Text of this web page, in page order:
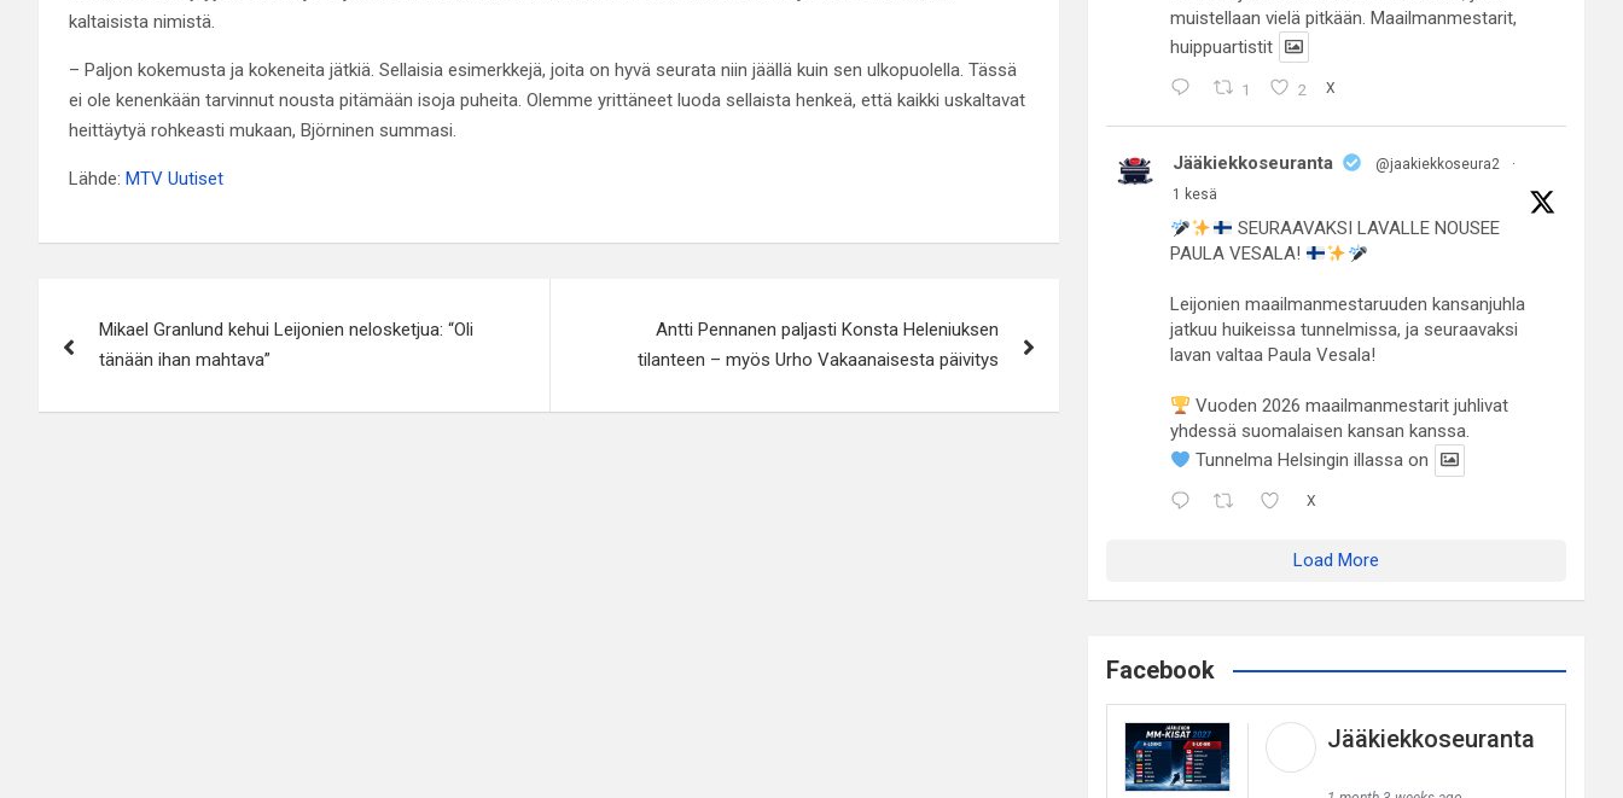
kaltaisista nimistä.
– Paljon kokemusta ja kokeneita jätkiä. Sellaisia esimerkkejä, joita on hyvä seurata niin jäällä kuin sen ulkopuolella. Tässä
ei ole kenenkään tarvinnut nousta pitämään isoja puheita. Olemme yrittäneet luoda sellaista henkeä, että kaikki uskaltavat
heittäytyä rohkeasti mukaan, Björninen summasi.
Lähde: MTV Uutiset
selaus
Mikael Granlund kehui Leijonien nelosketjua: “Oli
tänään ihan mahtava”
Antti Pennanen paljasti Konsta Heleniuksen
tilanteen – myös Urho Vakaanaisesta päivitys
muistellaan vielä pitkään. Maailmanmestarit,
huippuartistit
1 2 X
Jääkiekkoseuranta @jaakiekkoseura2
·
1 kesä
SEURAAVAKSI LAVALLE NOUSEE
PAULA VESALA!
Leijonien maailmanmestaruuden kansanjuhla
jatkuu huikeissa tunnelmissa, ja seuraavaksi
lavan valtaa Paula Vesala!
Vuoden 2026 maailmanmestarit juhlivat
yhdessä suomalaisen kansan kanssa.
Tunnelma Helsingin illassa on
X
Load More
Facebook
Jääkiekkoseuranta